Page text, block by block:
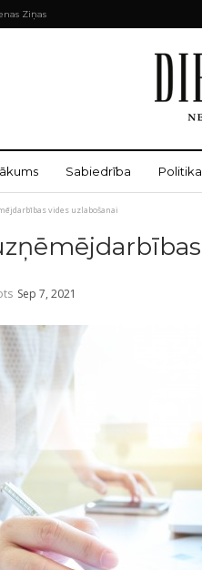
Ziņas
Sabiedrība Politika
vides uzlabošanai
Sep 7, 2021